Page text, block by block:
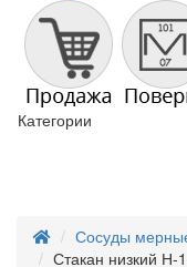
Категории
Сосуды
Стакан низкий